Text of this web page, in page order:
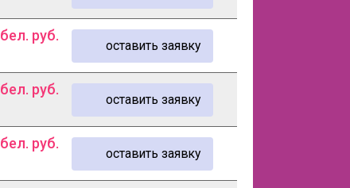
бел. руб.
оставить заявку
бел. руб.
оставить заявку
бел. руб.
оставить заявку